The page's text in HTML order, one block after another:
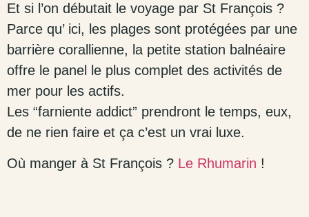
Et si l’on débutait le voyage par St François ?
Parce qu’ ici, les plages sont protégées par une
barrière corallienne, la petite station balnéaire
offre le panel le plus complet des activités de
mer pour les actifs.
Les “farniente addict” prendront le temps, eux,
de ne rien faire et ça c’est un vrai luxe.
Où manger à St François ? Le Rhumarin !